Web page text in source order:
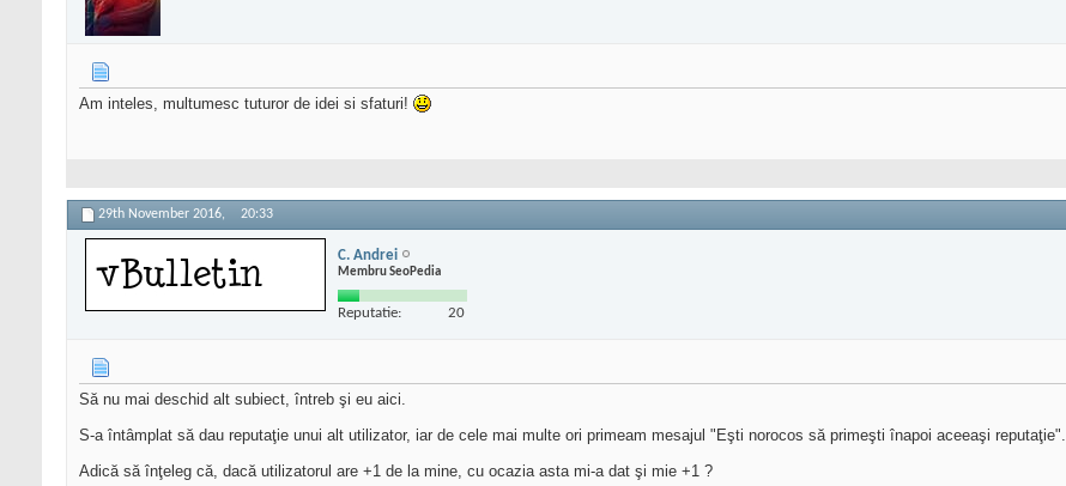
Am inteles, multumesc tuturor de idei si sfaturi!
29th November 2016, 20:33
C. Andrei
Membru SeoPedia
Reputatie: 20
Să nu mai deschid alt subiect, întreb şi eu aici.
S-a întâmplat să dau reputaţie unui alt utilizator, iar de cele mai multe ori primeam mesajul "Eşti norocos să primeşti înapoi aceeaşi reputaţie".
Adică să înţeleg că, dacă utilizatorul are +1 de la mine, cu ocazia asta mi-a dat şi mie +1 ?